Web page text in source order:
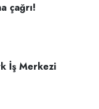
çağrı!
İş Merkezi